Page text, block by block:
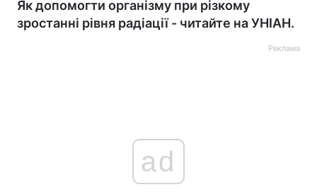
Як допомогти організму при різкому
зростанні рівня радіації - читайте на УНІАН.
Реклама
ad